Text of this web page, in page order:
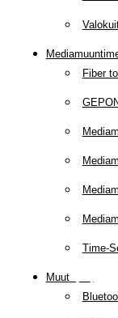
Fiber
Time-
Muut(